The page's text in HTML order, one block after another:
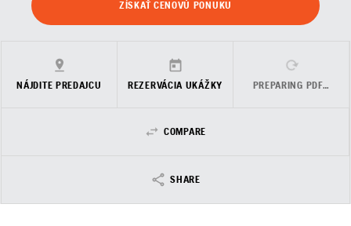
ZÍSKAŤ CENOVÚ PONUKU
NÁJDITE PREDAJCU REZERVÁCIA UKÁŽKY PREPARING PDF…
COMPARE
SHARE